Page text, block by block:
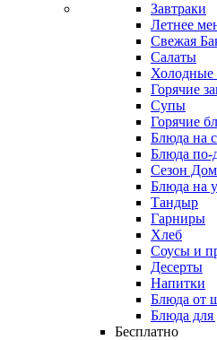
Завтраки
Летнее
Свежая
Салаты
Холодные
Горячие
Супы
Горячие
Блюда на
Блюда
Сезон
Блюда на
Тандыр
Гарниры
Хлеб
Соусы и
Десерты
Напитки
Блюда от
Блюда для
Бесплатно